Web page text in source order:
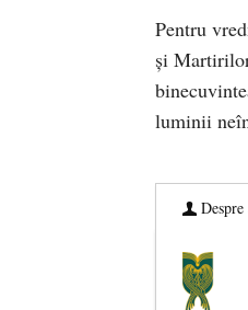
Pentru
şi
luminii